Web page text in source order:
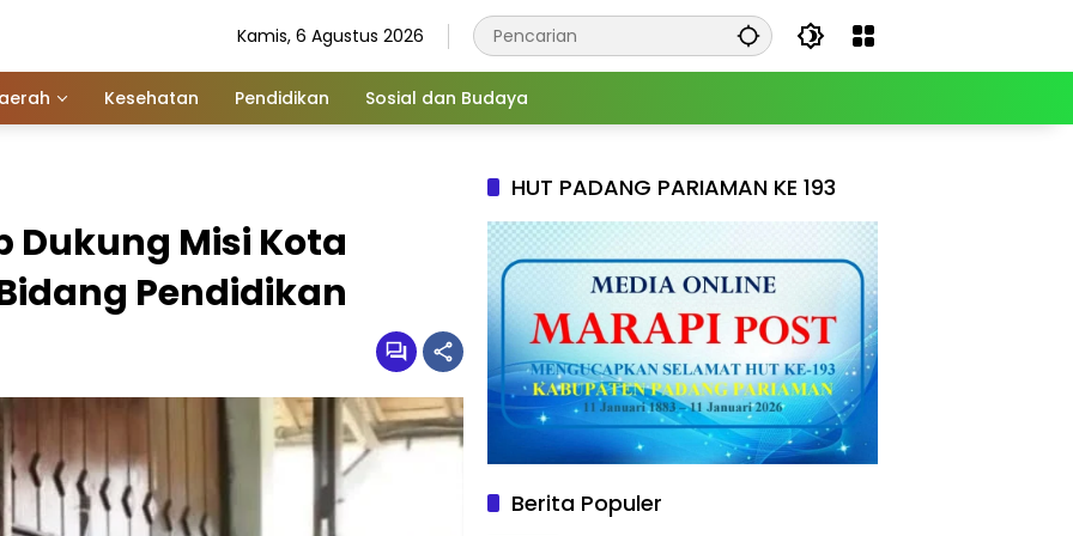
Kamis, 6 Agustus 2026
Kesehatan Pendidikan Sosial dan Budaya
Dukung Misi Kota
Pendidikan
HUT PADANG PARIAMAN KE 193
Berita Populer